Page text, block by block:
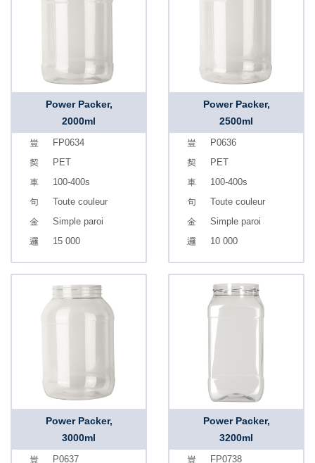
Power Packer,
2000ml
FP0634
PET
100-400s
Toute couleur
Simple paroi
15 000
Power Packer,
2500ml
P0636
PET
100-400s
Toute couleur
Simple paroi
10 000
Power Packer,
3000ml
P0637
Power Packer,
3200ml
FP0738